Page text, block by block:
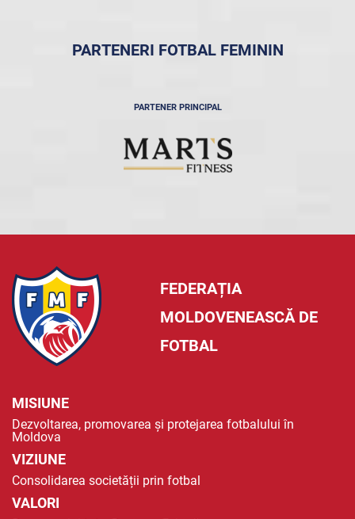
PARTENERI FOTBAL FEMININ
PARTENER PRINCIPAL
FEDERAȚIA
MOLDOVENEASCĂ DE
FOTBAL
MISIUNE
Dezvoltarea, promovarea și protejarea fotbalului în
Moldova
VIZIUNE
Consolidarea societății prin fotbal
VALORI